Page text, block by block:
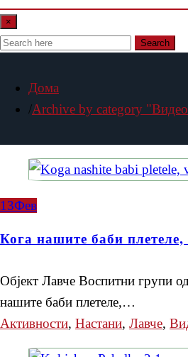
×
Search
Дома
Archive by category
13Фев
Кога нашите баби плетеле,
Објект Лавче Воспитни групи
нашите баби плетеле,…
Активности, Настани, Лавче,